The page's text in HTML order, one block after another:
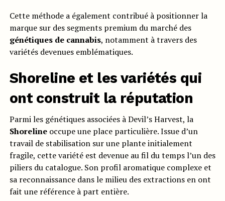
Cette méthode a également contribué à positionner la
marque sur des segments premium du marché des
génétiques de cannabis, notamment à travers des
variétés devenues emblématiques.
Shoreline et les variétés qui
ont construit la réputation
Parmi les génétiques associées à Devil’s Harvest, la
Shorelineoccupe une place particulière. Issue d’un
travail de stabilisation sur une plante initialement
fragile, cette variété est devenue au fil du temps l’un des
piliers du catalogue. Son profil aromatique complexe et
sa reconnaissance dans le milieu des extractions en ont
fait une référence à part entière.